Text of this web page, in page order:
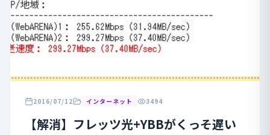
2016/07/12 インターネット 3494
【解消】フレッツ光+YBBがくっそ遅い